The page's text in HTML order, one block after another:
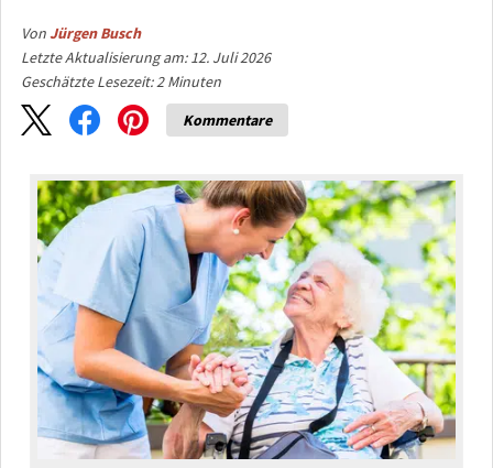
VonJürgen Busch
Letzte Aktualisierung am: 12. Juli 2026
Geschätzte Lesezeit:2 Minuten
Kommentare